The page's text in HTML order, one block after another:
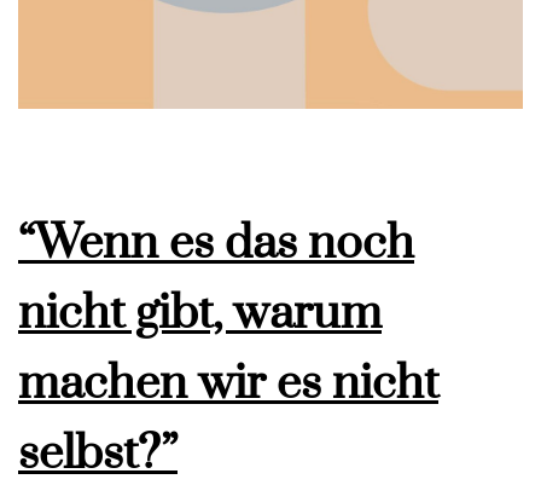
“Wenn es das noch
nicht gibt, warum
machen wir es nicht
selbst?”